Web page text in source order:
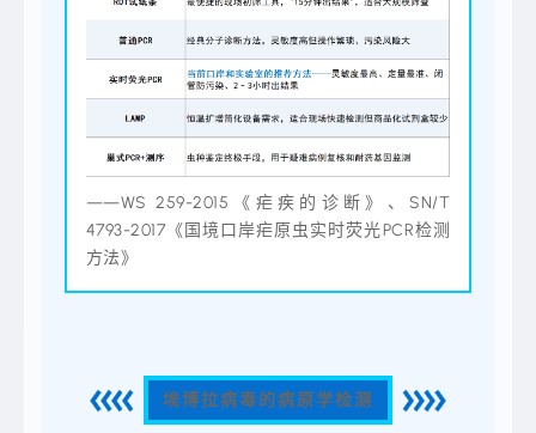
——WS 259-2015《疟疾的诊断》、SN/T
4793-2017《国境口岸疟原虫实时荧光PCR检测
方法》
埃博拉病毒的病原学检测